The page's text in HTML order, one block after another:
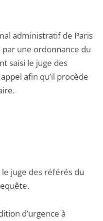
administratif de Paris
une ordonnance du
saisi le juge des
afin qu’il procède
le juge des référés du
d’urgence à